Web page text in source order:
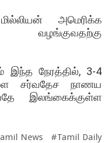
அமெரிக்க
இந்த நேரத்தில், 3-4
சர்வதேச நாணய
இலங்கைக்குள்ள
News #Tamil Daily